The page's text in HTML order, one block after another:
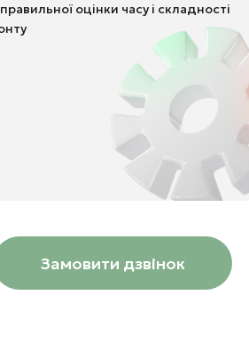
оцінки часу і складності
Замовити дзвінок